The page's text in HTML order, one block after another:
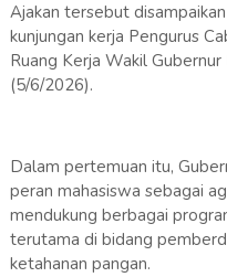
Ajakan tersebut
kunjungan kerja Pengurus
Ruang Kerja Wakil
(5/6/2026).
Dalam pertemuan itu,
peran mahasiswa sebagai
mendukung berbagai
terutama di bidang
ketahanan pangan.